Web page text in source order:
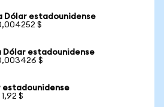
Dólar estadounidense
$
Dólar estadounidense
$
estadounidense
$